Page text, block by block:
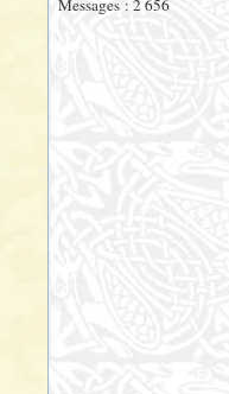
Messages : 2 656